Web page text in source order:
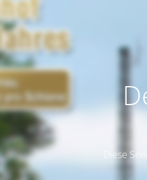
Diese